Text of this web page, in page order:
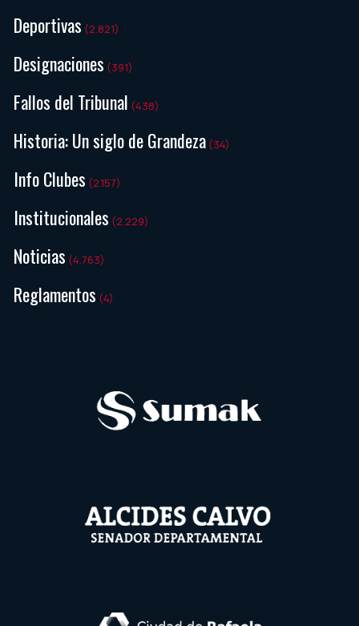
Deportivas (2.821)
Designaciones (391)
Fallos del Tribunal (438)
Historia: Un siglo de Grandeza (34)
Info Clubes (2.157)
Institucionales (2.229)
Noticias (4.763)
Reglamentos (4)